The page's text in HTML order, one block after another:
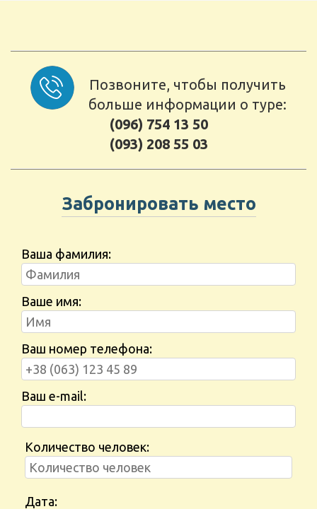
Позвоните, чтобы получить
больше информации о туре:
(096) 754 13 50
(093) 208 55 03
Забронировать место
Ваша фамилия:
Ваше имя:
Ваш номер телефона:
Ваш e-mail:
Количество человек:
Дата: